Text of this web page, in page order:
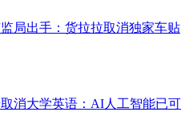
局出手：货拉拉取消独家车贴